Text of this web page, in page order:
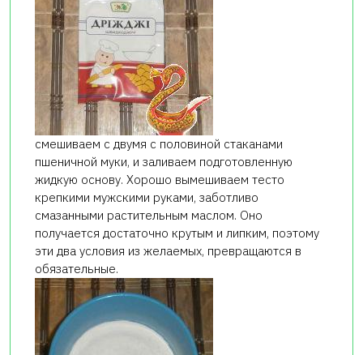
смешиваем с двумя с половиной стаканами
пшеничной муки, и заливаем подготовленную
жидкую основу. Хорошо вымешиваем тесто
крепкими мужскими руками, заботливо
смазанными растительным маслом. Оно
получается достаточно крутым и липким, поэтому
эти два условия из желаемых, превращаются в
обязательные.